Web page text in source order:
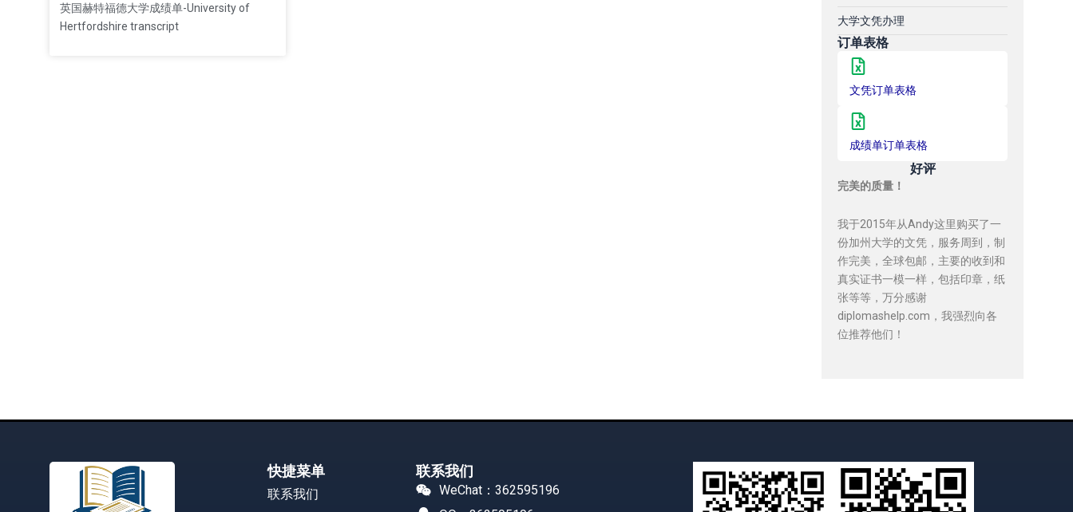
英国赫特福德大学成绩单-University of
Hertfordshire transcript
大学文凭办理
订单表格
文凭订单表格
成绩单订单表格
好评
完美的质量！
我于2015年从Andy这里购买了一
份加州大学的文凭，服务周到，制
作完美，全球包邮，主要的收到和
真实证书一模一样，包括印章，纸
张等等，万分感谢
diplomashelp.com，我强烈向各
位推荐他们！
快捷菜单
联系我们
联系我们
WeChat：362595196